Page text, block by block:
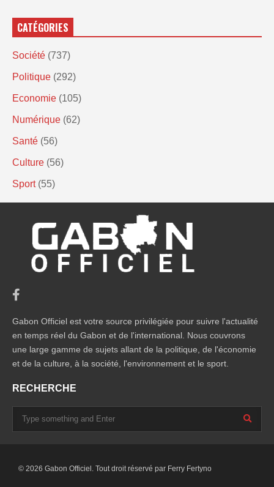
CATÉGORIES
Société (737)
Politique (292)
Economie (105)
Numérique (62)
Santé (56)
Culture (56)
Sport (55)
Gabon Officiel est votre source privilégiée pour suivre l'actualité
en temps réel du Gabon et de l'international. Nous couvrons
une large gamme de sujets allant de la politique, de l'économie
et de la culture, à la société, l'environnement et le sport.
RECHERCHE
© 2026 Gabon Officiel. Tout droit réservé par Ferry Fertyno